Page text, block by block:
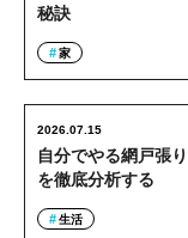
秘訣
家
自分でやる網戸張
を徹底分析する
2026.07.15
生活